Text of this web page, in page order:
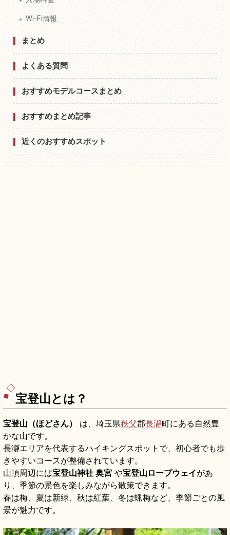
Wi-Fi情報
まとめ
よくある質問
おすすめモデルコースまとめ
おすすめまとめ記事
近くのおすすめスポット
宝登山とは？
宝登山（ほどさん） は、埼玉県秩父郡長瀞町にある自然豊
かな山です。
長瀞エリアを代表するハイキングスポットで、初心者でも歩
きやすいコースが整備されています。
山頂周辺には宝登山神社 奥宮 や宝登山ロープウェイがあ
り、季節の景色を楽しみながら散策できます。
春は梅、夏は新緑、秋は紅葉、冬は蝋梅など、季節ごとの風
景が魅力です。